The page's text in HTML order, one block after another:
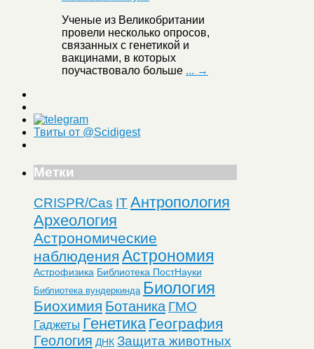
Ученые из Великобритании
провели несколько опросов,
связанных с генетикой и
вакцинами, в которых
поучаствовало больше ... →
Твиты от @Scidigest
Метки
CRISPR/Cas ITАнтропология
Археология
Астрономические
наблюдения Астрономия
Астрофизика Библиотека ПостНауки
Библиотека вундеркинда Биология
Биохимия Ботаника ГМО
Гаджеты Генетика География
Геология ДНК Защита животных